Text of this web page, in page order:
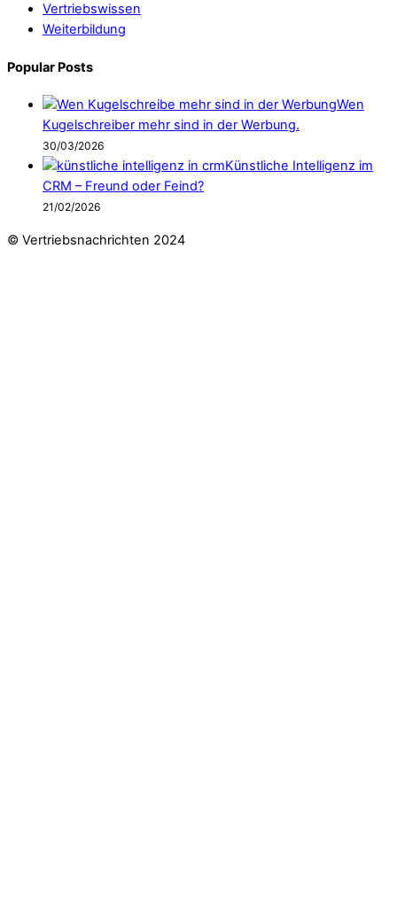
Vertriebswissen
Weiterbildung
Popular Posts
Wen
Kugelschreiber mehr sind in der Werbung.
30/03/2026
Künstliche Intelligenz im
CRM – Freund oder Feind?
21/02/2026
© Vertriebsnachrichten 2024